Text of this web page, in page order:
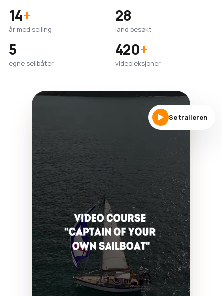
14+
år med seiling
28
land besøkt
5
egne seilbåter
420+
videoleksjoner
Se traileren